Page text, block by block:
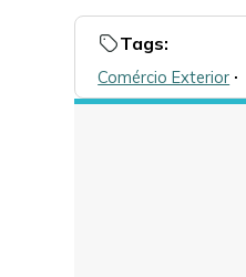
Tags:
Comércio Exterior 🞌